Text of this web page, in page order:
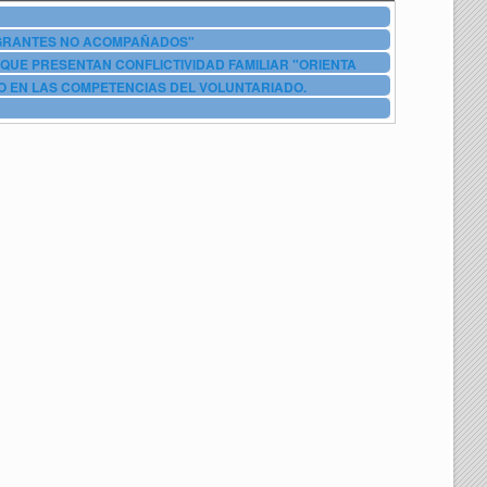
NO ACOMPAÑADOS"
PRESENTAN CONFLICTIVIDAD FAMILIAR "ORIENTA
LAS COMPETENCIAS DEL VOLUNTARIADO.